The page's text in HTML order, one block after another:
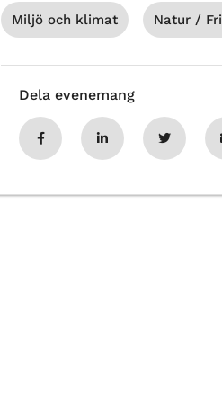
Miljö och klimat Natur /
Dela evenemang